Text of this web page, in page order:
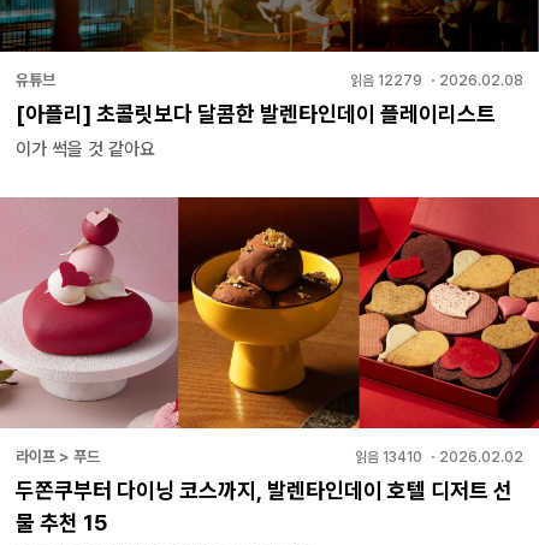
유튜브 읽음 12279 ・ 2026.02.08
[아플리] 초콜릿보다 달콤한 발렌타인데이 플레이리스트
이가 썩을 것 같아요
라이프 > 푸드 읽음 13410 ・ 2026.02.02
두쫀쿠부터 다이닝 코스까지, 발렌타인데이 호텔 디저트 선
물 추천 15